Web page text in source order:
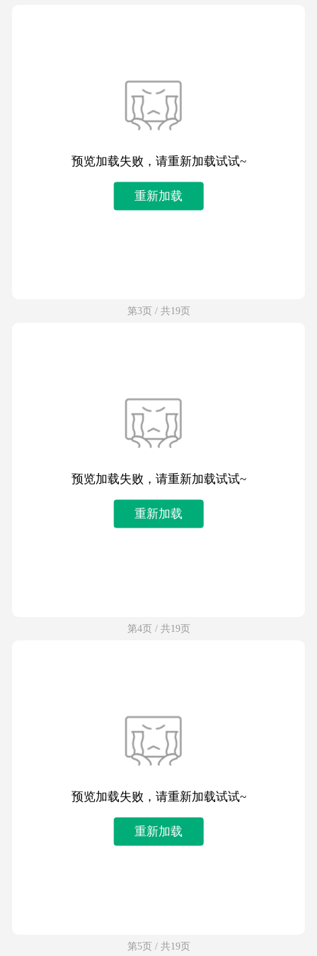
预览加载失败，请重新加载试试~
重新加载
第3页 / 共19页
预览加载失败，请重新加载试试~
重新加载
第4页 / 共19页
预览加载失败，请重新加载试试~
重新加载
第5页 / 共19页